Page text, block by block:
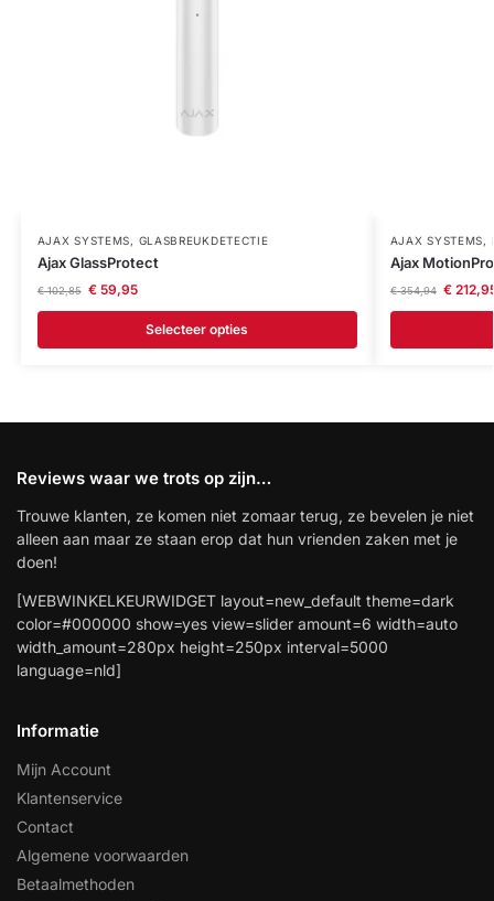
AJAX SYSTEMS, GLASBREUKDETECTIE
Ajax GlassProtect
€102,85 €59,95
Selecteer opties
AJAX SYSTEMS,
Ajax
€354,94 €
Reviews waar we trots op zijn…
Trouwe klanten, ze komen niet zomaar terug, ze bevelen je niet
alleen aan maar ze staan erop dat hun vrienden zaken met je
doen!
[WEBWINKELKEURWIDGET layout=new_default theme=dark
color=#000000 show=yes view=slider amount=6 width=auto
width_amount=280px height=250px interval=5000
language=nld]
Informatie
Mijn Account
Klantenservice
Contact
Algemene voorwaarden
Betaalmethoden